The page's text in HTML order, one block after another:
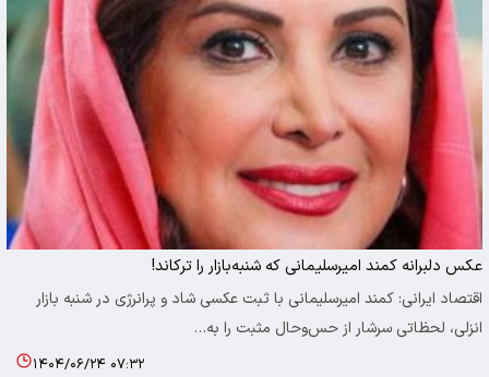
عکس دلبرانه کمند امیرسلیمانی که شنبه‌بازار را ترکاند!
اقتصاد ایرانی: کمند امیرسلیمانی با ثبت عکسی شاد و پرانرژی در شنبه بازار
انزلی، لحظاتی سرشار از حس‌وحال مثبت را به…
۱۴۰۴/۰۶/۲۴ ۰۷:۳۲